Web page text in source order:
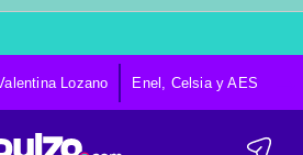
Lozano Enel, Celsia y AES